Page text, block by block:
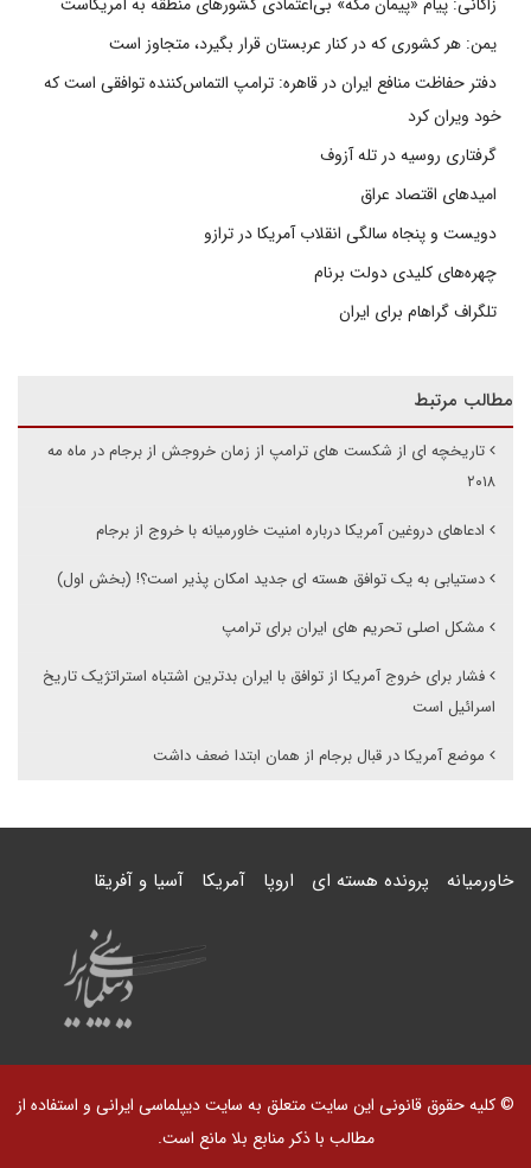
یمن: هر کشوری که در کنار عربستان قرار بگیرد، متجاوز است
دفتر حفاظت منافع ایران در قاهره: ترامپ التماس‌کننده توافقی است که
خود ویران کرد
گرفتاری روسیه در تله آزوف
امیدهای اقتصاد عراق
دویست و پنجاه سالگی انقلاب آمریکا در ترازو
چهره‌های کلیدی دولت برنام
تلگراف گراهام برای ایران
مطالب مرتبط
تاریخچه ای از شکست های ترامپ از زمان خروجش از برجام در ماه مه
۲۰۱۸
ادعاهای دروغین آمریکا درباره امنیت خاورمیانه با خروج از برجام
دستیابی به یک توافق هسته ای جدید امکان پذیر است؟! (بخش اول)
مشکل اصلی تحریم های ایران برای ترامپ
فشار برای خروج آمریکا از توافق با ایران بدترین اشتباه استراتژیک تاریخ
اسرائیل است
موضع آمریکا در قبال برجام از همان ابتدا ضعف داشت
خاورمیانه پرونده هسته ای اروپا آمریکا آسیا و آفریقا
© کلیه حقوق قانونی این سایت متعلق به سایت دیپلماسی ایرانی و استفاده از
مطالب با ذکر منابع بلا مانع است.